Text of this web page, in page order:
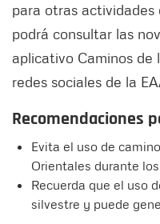
para otras
podrá consultar las
aplicativo Caminos de
redes sociales de la
Recomendaciones
Evita el uso de
Orientales durante
Recuerda que el uso
silvestre y puede